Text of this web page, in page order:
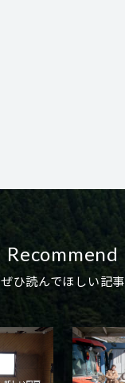
Recommend
ぜひ読んでほしい記事